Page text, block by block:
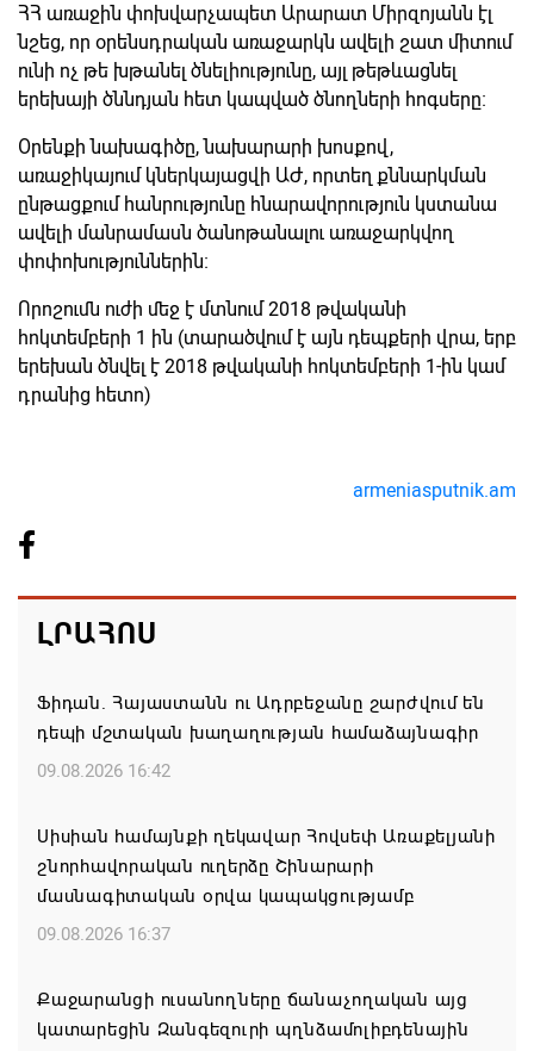
ՀՀ առաջին փոխվարչապետ Արարատ Միրզոյանն էլ
նշեց, որ օրենսդրական առաջարկն ավելի շատ միտում
ունի ոչ թե խթանել ծնելիությունը, այլ թեթևացնել
երեխայի ծննդյան հետ կապված ծնողների հոգսերը։
Օրենքի նախագիծը, նախարարի խոսքով,
առաջիկայում կներկայացվի ԱԺ, որտեղ քննարկման
ընթացքում հանրությունը հնարավորություն կստանա
ավելի մանրամասն ծանոթանալու առաջարկվող
փոփոխություններին։
Որոշումն ուժի մեջ է մտնում 2018 թվականի
հոկտեմբերի 1 ին (տարածվում է այն դեպքերի վրա, երբ
երեխան ծնվել է 2018 թվականի հոկտեմբերի 1-ին կամ
դրանից հետո)
armeniasputnik.am
ԼՐԱՀՈՍ
Ֆիդան. Հայաստանն ու Ադրբեջանը շարժվում են
դեպի մշտական խաղաղության համաձայնագիր
09.08.2026 16:42
Սիսիան համայնքի ղեկավար Հովսեփ Առաքելյանի
շնորհավորական ուղերձը Շինարարի
մասնագիտական օրվա կապակցությամբ
09.08.2026 16:37
Քաջարանցի ուսանողները ճանաչողական այց
կատարեցին Զանգեզուրի պղնձամոլիբդենային